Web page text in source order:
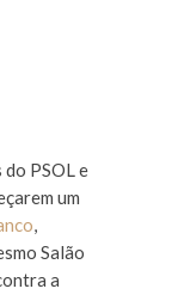
PSOL e
um
,
Salão
a